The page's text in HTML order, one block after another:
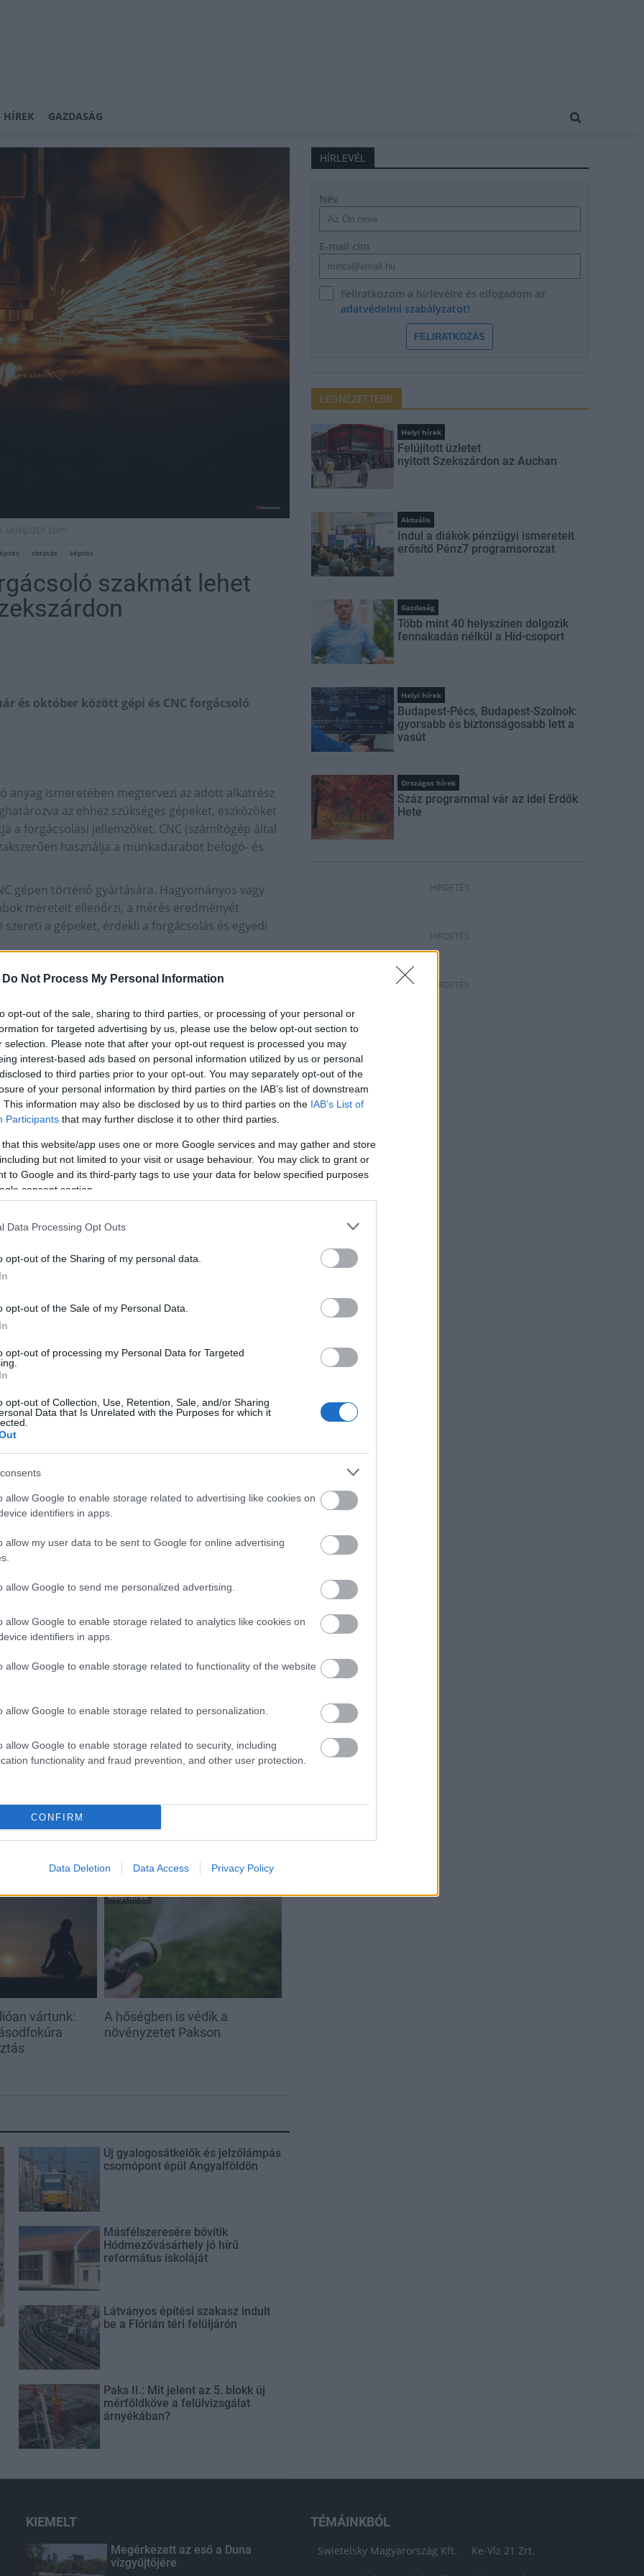
Do Not Process My Personal Information
opt-out of the sale, sharing to third parties, or processing of your personal or
for targeted advertising by us, please use the below opt-out section to
selection. Please note that after your opt-out request is processed you may
interest-based ads based on personal information utilized by us or personal
to third parties prior to your opt-out. You may separately opt-out of the
of your personal information by third parties on the IAB’s list of downstream
This information may also be disclosed by us to third parties on the IAB’s List of
Participants that may further disclose it to other third parties.
that this website/app uses one or more Google services and may gather and store
but not limited to your visit or usage behaviour. You may click to grant or
to Google and its third-party tags to use your data for below specified purposes
consent section.
Data Processing Opt Outs
opt-out of the Sharing of my personal data.
opt-out of the Sale of my Personal Data.
opt-out of processing my Personal Data for Targeted
opt-out of Collection, Use, Retention, Sale, and/or Sharing
Data that Is Unrelated with the Purposes for which it
allow Google to enable storage related to advertising like cookies on
identifiers in apps.
allow my user data to be sent to Google for online advertising
allow Google to send me personalized advertising.
allow Google to enable storage related to analytics like cookies on
identifiers in apps.
allow Google to enable storage related to functionality of the website
allow Google to enable storage related to personalization.
allow Google to enable storage related to security, including
functionality and fraud prevention, and other user protection.
CONFIRM
Data Deletion Data Access Privacy Policy
HÍREK GAZDASÁG
unslpash.com
oktatás képzés
szakmát lehet
és október között gépi és CNC forgácsoló
anyag ismeretében megtervezi az adott alkatrész
az ehhez szükséges gépeket, eszközöket
a forgácsolási jellemzőket. CNC (számítógép által
használja a munkadarabot befogó- és
gépen történő gyártására. Hagyományos vagy
méreteit ellenőrzi, a mérés eredményét
a gépeket, érdekli a forgácsolás és egyedi
együttműködés, precizitás, problémamegoldó
beállítja a munkadarabot befogó-, megfogó- és
szerszámokat
alakít, javít
marással
megmunkáló gépeken
ellenőrzi.
7 órában)
Szekszárd
osztályain:
szakemberképzés oktatás képzés
vártunk:
Helyi hírek
A hőségben is védik a
növényzetet Pakson
Új gyalogosátkelők és jelzőlámpás
csomópont épül Angyalföldön
Másfélszeresére bővítik
Hódmezővásárhely jó hírű
református iskoláját
Látványos építési szakasz indult
be a Flórián téri felüljárón
Paks II.: Mit jelent az 5. blokk új
mérföldköve a felülvizsgálat
árnyékában?
HÍRLEVÉL
Név
E-mail cím
Feliratkozom a hírlevélre és elfogadom az
adatvédelmi szabályzatot!
FELIRATKOZÁS
LEGNÉZETTEBB
Helyi hírek
Felújított üzletet
nyitott Szekszárdon az Auchan
Aktuális
Indul a diákok pénzügyi ismereteit
erősítő Pénz7 programsorozat
Gazdaság
Több mint 40 helyszínen dolgozik
fennakadás nélkül a Híd-csoport
Helyi hírek
Budapest-Pécs, Budapest-Szolnok:
gyorsabb és biztonságosabb lett a
vasút
Országos hírek
Száz programmal vár az idei Erdők
Hete
HIRDETÉS
HIRDETÉS
HIRDETÉS
KIEMELT
Megérkezett az eső a Duna
vízgyűjtőjére
TÉMÁINKBÓL
Swietelsky Magyarország Kft. Ke-Víz 21 Zrt.